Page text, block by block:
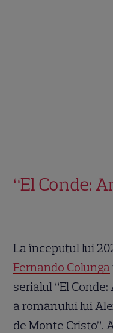
“El Conde:
La începutul lui
Fernando Colunga
serialul “El
a romanului lui
de Monte Cristo”.